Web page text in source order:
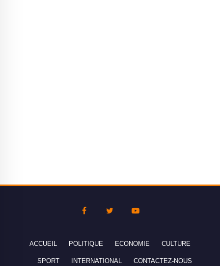
ACCUEIL POLITIQUE ECONOMIE CULTURE
SPORT INTERNATIONAL CONTACTEZ-NOUS